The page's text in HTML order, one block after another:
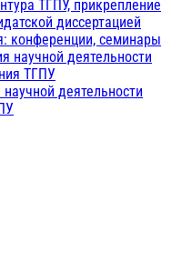
ТГПУ, прикрепление
диссертацией
конференции, семинары
научной деятельности
ТГПУ
деятельности